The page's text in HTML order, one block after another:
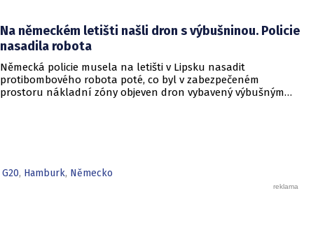
Na německém letišti našli dron s výbušninou. Policie
nasadila robota
Německá policie musela na letišti v Lipsku nasadit
protibombového robota poté, co byl v zabezpečeném
prostoru nákladní zóny objeven dron vybavený výbušným
G20, Hamburk, Německo